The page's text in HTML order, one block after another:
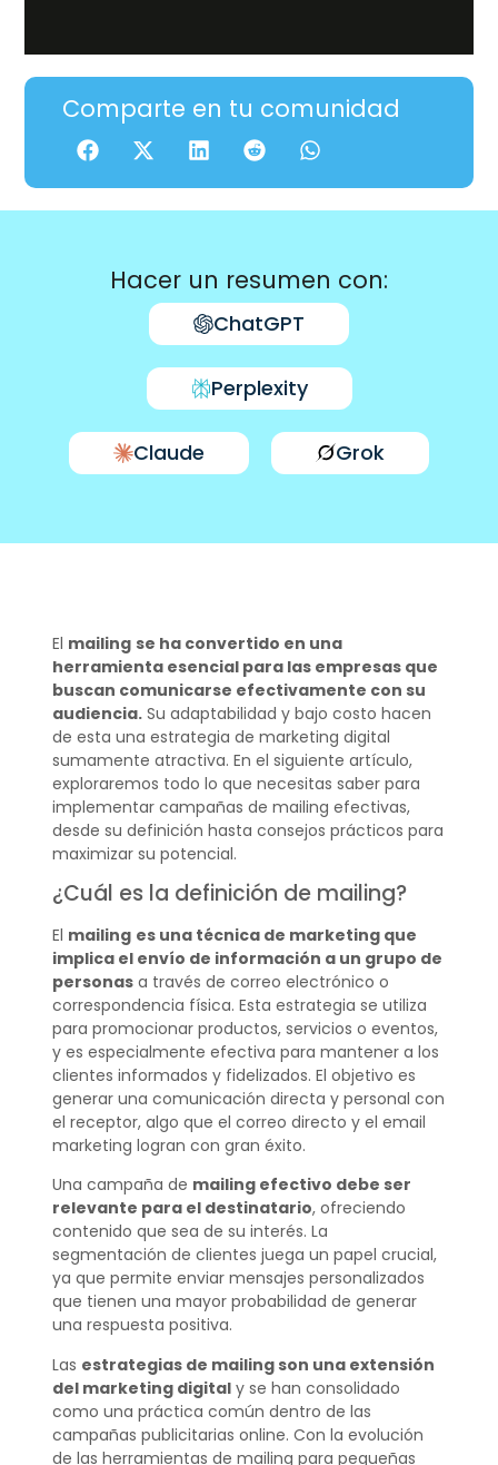
Comparte en tu comunidad
Hacer un resumen con:
ChatGPT
Perplexity
Claude Grok
El mailing se ha convertido en una
herramienta esencial para las empresas que
buscan comunicarse efectivamente con su
audiencia.Su adaptabilidad y bajo costo hacen
de esta una estrategia de marketing digital
sumamente atractiva. En el siguiente artículo,
exploraremos todo lo que necesitas saber para
implementar campañas de mailing efectivas,
desde su definición hasta consejos prácticos para
maximizar su potencial.
¿Cuál es la definición de mailing?
El mailing es una técnica de marketing que
implica el envío de información a un grupo de
personasa través de correo electrónico o
correspondencia física. Esta estrategia se utiliza
para promocionar productos, servicios o eventos,
y es especialmente efectiva para mantener a los
clientes informados y fidelizados. El objetivo es
generar una comunicación directa y personal con
el receptor, algo que el correo directo y el email
marketing logran con gran éxito.
Una campaña de mailing efectivo debe ser
relevante para el destinatario, ofreciendo
contenido que sea de su interés. La
segmentación de clientes juega un papel crucial,
ya que permite enviar mensajes personalizados
que tienen una mayor probabilidad de generar
una respuesta positiva.
Las estrategias de mailing son una extensión
del marketing digitaly se han consolidado
como una práctica común dentro de las
campañas publicitarias online. Con la evolución
de las herramientas de mailing para pequeñas